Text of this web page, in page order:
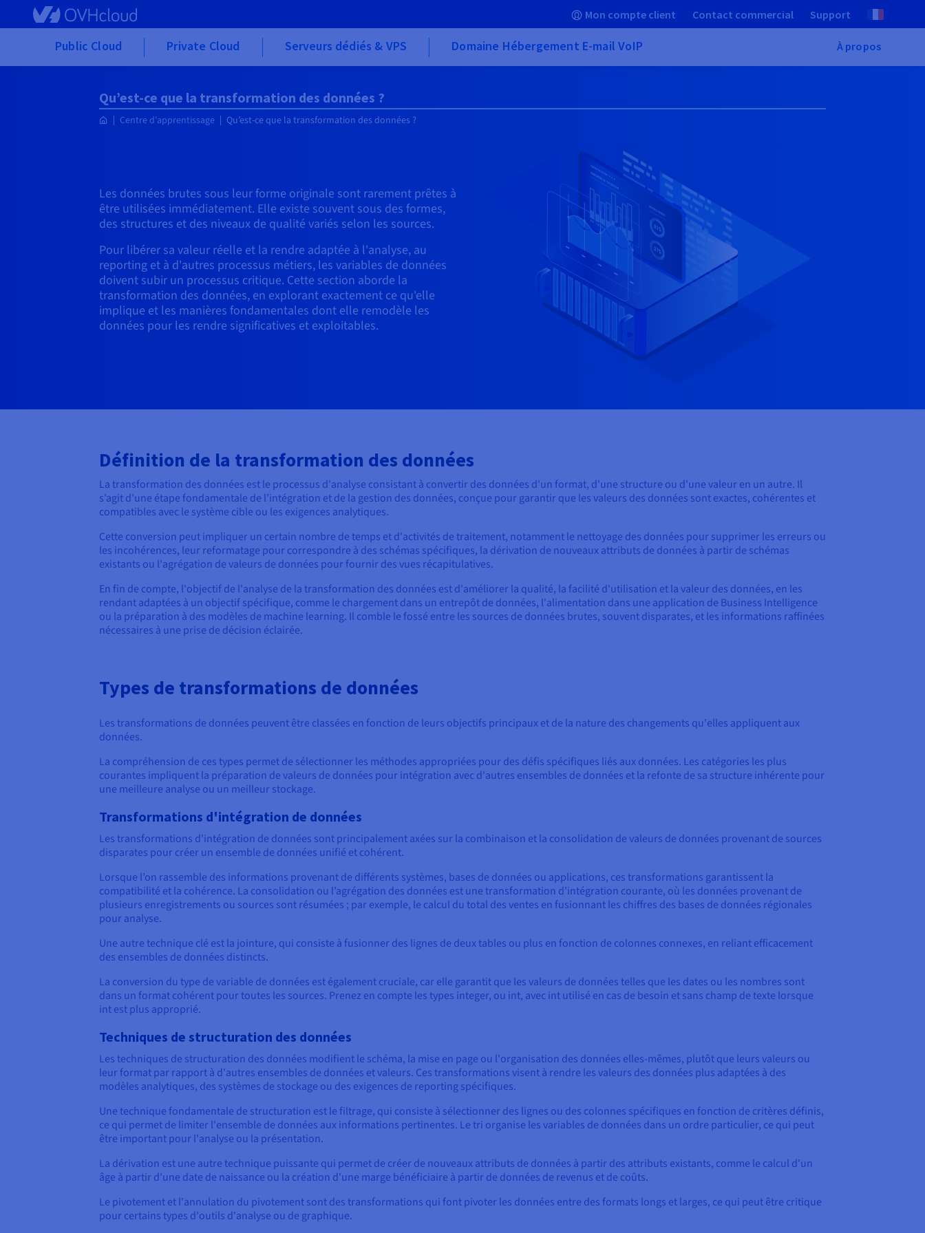
Skip to main content Mon compte client Contact commercial Support
Public Cloud Private Cloud Serveurs dédiés & VPS Domaine Hébergement E-mail VoIP À propos
Qu’est-ce que la transformation des données ?
Centre d'apprentissage Qu’est-ce que la transformation des données ?
Les données brutes sous leur forme originale sont rarement prêtes à
être utilisées immédiatement. Elle existe souvent sous des formes,
des structures et des niveaux de qualité variés selon les sources.
Pour libérer sa valeur réelle et la rendre adaptée à l'analyse, au
reporting et à d'autres processus métiers, les variables de données
doivent subir un processus critique. Cette section aborde la
transformation des données, en explorant exactement ce qu'elle
implique et les manières fondamentales dont elle remodèle les
données pour les rendre significatives et exploitables.
Définition de la transformation des données
La transformation des données est le processus d'analyse consistant à convertir des données d'un format, d'une structure ou d'une valeur en un autre. Il
s’agit d’une étape fondamentale de l’intégration et de la gestion des données, conçue pour garantir que les valeurs des données sont exactes, cohérentes et
compatibles avec le système cible ou les exigences analytiques.
Cette conversion peut impliquer un certain nombre de temps et d'activités de traitement, notamment le nettoyage des données pour supprimer les erreurs ou
les incohérences, leur reformatage pour correspondre à des schémas spécifiques, la dérivation de nouveaux attributs de données à partir de schémas
existants ou l'agrégation de valeurs de données pour fournir des vues récapitulatives.
En fin de compte, l'objectif de l'analyse de la transformation des données est d'améliorer la qualité, la facilité d'utilisation et la valeur des données, en les
rendant adaptées à un objectif spécifique, comme le chargement dans un entrepôt de données, l'alimentation dans une application de Business Intelligence
ou la préparation à des modèles de machine learning. Il comble le fossé entre les sources de données brutes, souvent disparates, et les informations raffinées
nécessaires à une prise de décision éclairée.
Types de transformations de données
Les transformations de données peuvent être classées en fonction de leurs objectifs principaux et de la nature des changements qu'elles appliquent aux
données.
La compréhension de ces types permet de sélectionner les méthodes appropriées pour des défis spécifiques liés aux données. Les catégories les plus
courantes impliquent la préparation de valeurs de données pour intégration avec d'autres ensembles de données et la refonte de sa structure inhérente pour
une meilleure analyse ou un meilleur stockage.
Transformations d'intégration de données
Les transformations d'intégration de données sont principalement axées sur la combinaison et la consolidation de valeurs de données provenant de sources
disparates pour créer un ensemble de données unifié et cohérent.
Lorsque l’on rassemble des informations provenant de différents systèmes, bases de données ou applications, ces transformations garantissent la
compatibilité et la cohérence. La consolidation ou l’agrégation des données est une transformation d’intégration courante, où les données provenant de
plusieurs enregistrements ou sources sont résumées ; par exemple, le calcul du total des ventes en fusionnant les chiffres des bases de données régionales
pour analyse.
Une autre technique clé est la jointure, qui consiste à fusionner des lignes de deux tables ou plus en fonction de colonnes connexes, en reliant efficacement
des ensembles de données distincts.
La conversion du type de variable de données est également cruciale, car elle garantit que les valeurs de données telles que les dates ou les nombres sont
dans un format cohérent pour toutes les sources. Prenez en compte les types integer, ou int, avec int utilisé en cas de besoin et sans champ de texte lorsque
int est plus approprié.
Techniques de structuration des données
Les techniques de structuration des données modifient le schéma, la mise en page ou l'organisation des données elles-mêmes, plutôt que leurs valeurs ou
leur format par rapport à d'autres ensembles de données et valeurs. Ces transformations visent à rendre les valeurs des données plus adaptées à des
modèles analytiques, des systèmes de stockage ou des exigences de reporting spécifiques.
Une technique fondamentale de structuration est le filtrage, qui consiste à sélectionner des lignes ou des colonnes spécifiques en fonction de critères définis,
ce qui permet de limiter l'ensemble de données aux informations pertinentes. Le tri organise les variables de données dans un ordre particulier, ce qui peut
être important pour l'analyse ou la présentation.
La dérivation est une autre technique puissante qui permet de créer de nouveaux attributs de données à partir des attributs existants, comme le calcul d'un
âge à partir d'une date de naissance ou la création d'une marge bénéficiaire à partir de données de revenus et de coûts.
Le pivotement et l'annulation du pivotement sont des transformations qui font pivoter les données entre des formats longs et larges, ce qui peut être critique
pour certains types d'outils d'analyse ou de graphique.